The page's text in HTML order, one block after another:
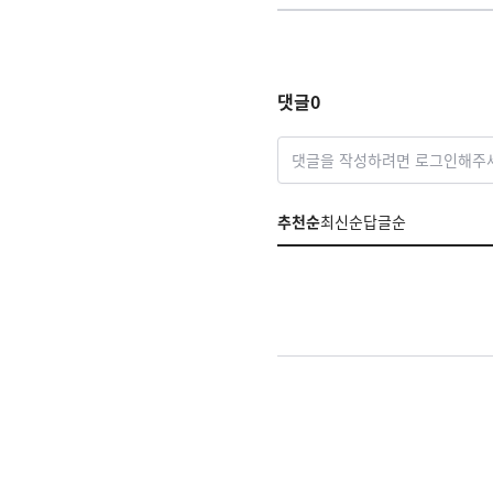
댓글0
댓글을 작성하려면 로그인해주
추천순최신순답글순